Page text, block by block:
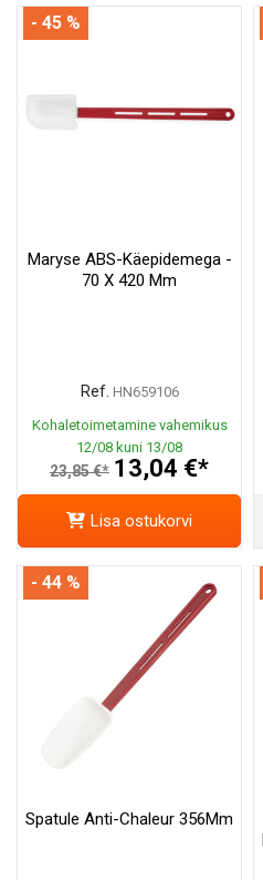
Maryse ABS-Käepidemega -
70 X 420 Mm
Ref. HN659106
Kohaletoimetamine vahemikus
12/08 kuni 13/08
23,85 €* 13,04 €*
- 45 %
Lisa ostukorvi
Spatule Anti-Chaleur 356Mm
- 44 %